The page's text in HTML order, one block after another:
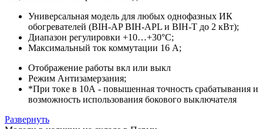
Универсальная модель для любых однофазных ИК
обогревателей (BIH-AP BIH-APL и BIH-T до 2 кВт);
Диапазон регулировки +10…+30°С;
Максимальный ток коммутации 16 А;
Отображение работы вкл или выкл
Режим Антизамерзания;
*При токе в 10А - повышенная точность срабатывания и
возможность использования бокового выключателя
Развернуть